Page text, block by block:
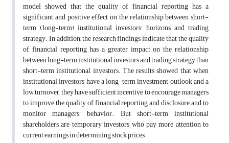
model showed that the quality of financial reporting has a
significant and positive effect on the relationship between short-
term (long-term) institutional investors' horizons and trading
strategy. In addition, the research findings indicate that the quality
of financial reporting has a greater impact on the relationship
between long-term institutional investors and trading strategy than
short-term institutional investors. The results showed that when
institutional investors have a long-term investment outlook and a
low turnover, they have sufficient incentive to encourage managers
to improve the quality of financial reporting and disclosure and to
monitor managers' behavior. But short-term institutional
shareholders are temporary investors who pay more attention to
current earnings in determining stock prices,